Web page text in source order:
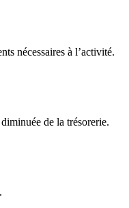
nécessaires à l’activité.
de la trésorerie.